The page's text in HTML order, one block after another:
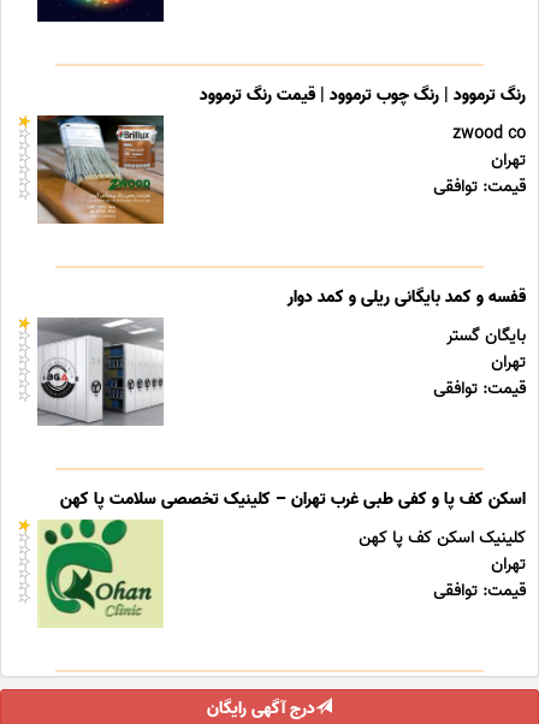
رنگ ترموود | رنگ چوب ترموود | قیمت رنگ ترموود
zwood co
تهران
قیمت: توافقی
قفسه و کمد بایگانی ریلی و کمد دوار
بایگان گستر
تهران
قیمت: توافقی
اسکن کف پا و کفی طبی غرب تهران – کلینیک تخصصی سلامت پا کهن
کلینیک اسکن کف پا کهن
تهران
قیمت: توافقی
درج آگهی رایگان